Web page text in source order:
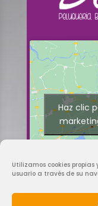
Utilizamos cookies
usuario a través de su
Haz clic